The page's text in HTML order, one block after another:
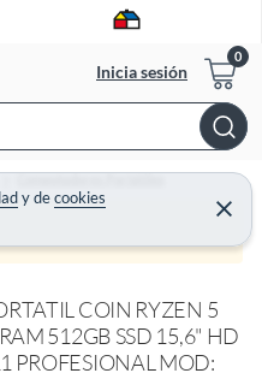
Inicia sesión
e
a
c
B
a
r
ydecookies
C
e
r
Computadores Portátiles
COIN RYZEN 5
512GB SSD 15,6" HD
PROFESIONAL MOD: